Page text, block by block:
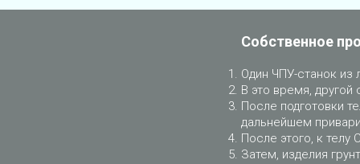
Собственное
Один ЧПУ-станок из
В это время, другой
После подготовки
дальнейшем
После этого, к телу
Затем, изделия